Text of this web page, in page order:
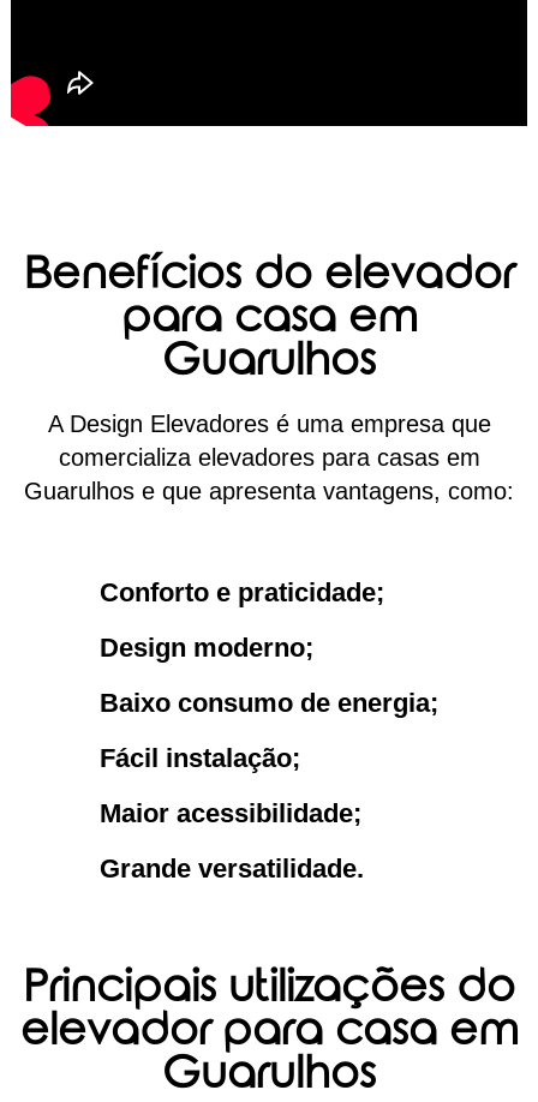
Benefícios do elevador
para casa em
Guarulhos
A Design Elevadores é uma empresa que
comercializa elevadores para casas em
Guarulhos e que apresenta vantagens, como:
Conforto e praticidade;
Design moderno;
Baixo consumo de energia;
Fácil instalação;
Maior acessibilidade;
Grande versatilidade.
Principais utilizações do
elevador para casa em
Guarulhos